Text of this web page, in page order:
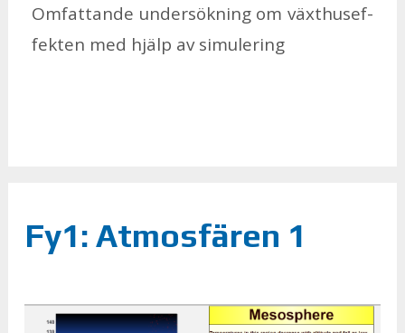
Om­fat­tan­de un­der­sök­ning om växt­hu­sef­
fek­ten med hjälp av si­mu­le­ring
Fy1: Atmosfären 1